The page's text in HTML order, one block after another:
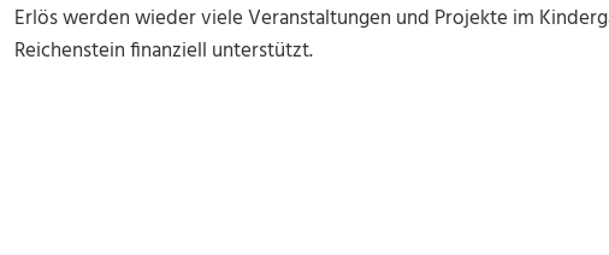
Erlös werden wieder viele Veranstaltungen und Projekte im
Reichenstein finanziell unterstützt.